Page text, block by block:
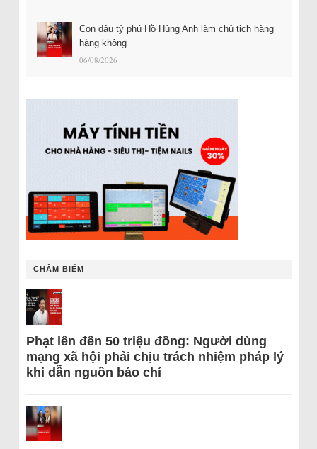
Con dâu tỷ phú Hồ Hùng Anh làm chủ tịch hãng
hàng không
06/08/2026
CHÂM BIẾM
Phạt lên đến 50 triệu đồng: Người dùng
mạng xã hội phải chịu trách nhiệm pháp lý
khi dẫn nguồn báo chí